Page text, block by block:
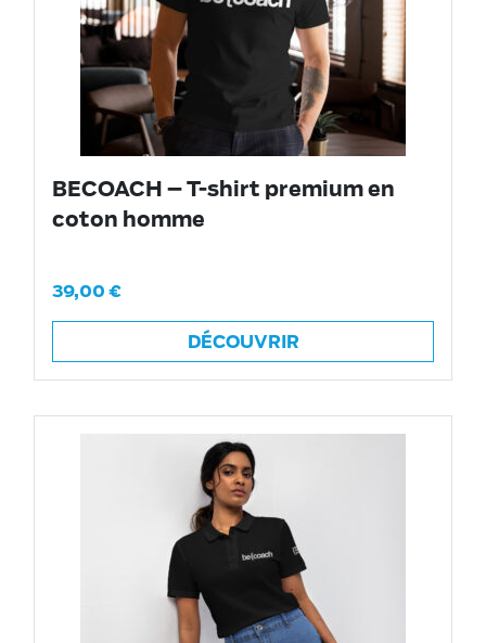
BECOACH – T-shirt premium en
coton homme
39,00€
DÉCOUVRIR